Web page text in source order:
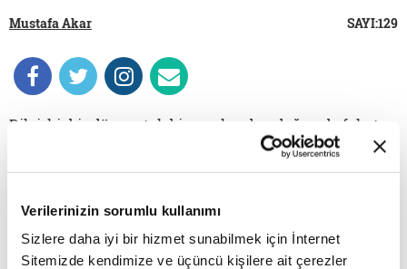
Verilerinizin sorumlu kullanımı
Sizlere daha iyi bir hizmet sunabilmek için İnternet
Sitemizde kendimize ve üçüncü kişilere ait çerezler
Mustafa Akar
SAYI:129
Bilgi, hiçbir dönem tek bir merkezden doğmadı; fakat
Batı son yüz elli yıl içinde “merkez medeniyet” iddiasını
ustalıkla güçlendirdi ve dünyayı kendi epistemik
yakınmaları bir kenara bırakıp dekolonizasyon
süreçlerini ciddiyetle ele alma zamanı.